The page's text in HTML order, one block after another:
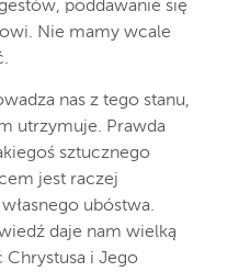
poddawanie się
Nie mamy wcale
nas z tego stanu,
utrzymuje. Prawda
sztucznego
jest raczej
ubóstwa.
daje nam wielką
Chrystusa i Jego